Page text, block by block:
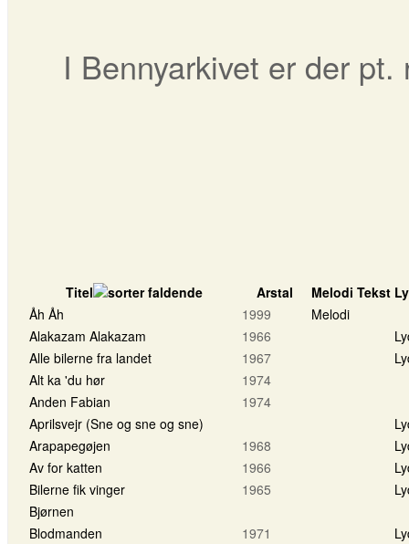
I Bennyarkivet er der
Titel Arstal Melodi Tekst
Åh Åh
1999
Melodi
Alakazam Alakazam
1966
Alle bilerne fra landet
1967
Alt ka 'du hør
1974
Anden Fabian
1974
Aprilsvejr (Sne og sne og sne)
Arapapegøjen
1968
Av for katten
1966
Bilerne fik vinger
1965
Bjørnen
Blodmanden
1971